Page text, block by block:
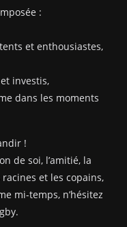
:
et enthousiastes,
investis,
dans les moments
!
de soi, l’amitié, la
et les copains,
mi-temps, n’hésitez